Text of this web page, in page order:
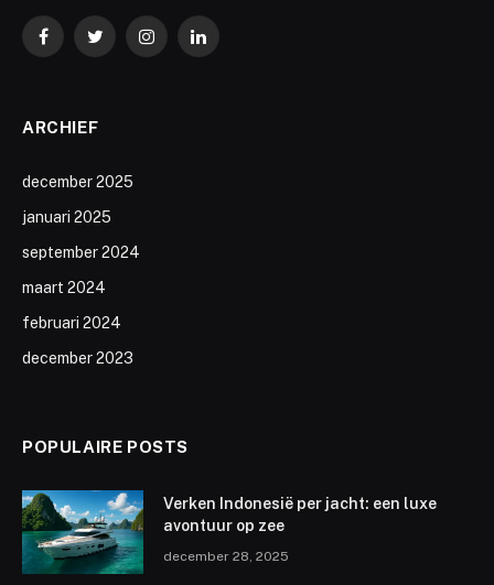
FacebookTwitterInstagramLinkedIn
ARCHIEF
december 2025
januari 2025
september 2024
maart 2024
februari 2024
december 2023
POPULAIRE POSTS
Verken Indonesië per jacht: een luxe
avontuur op zee
december 28, 2025